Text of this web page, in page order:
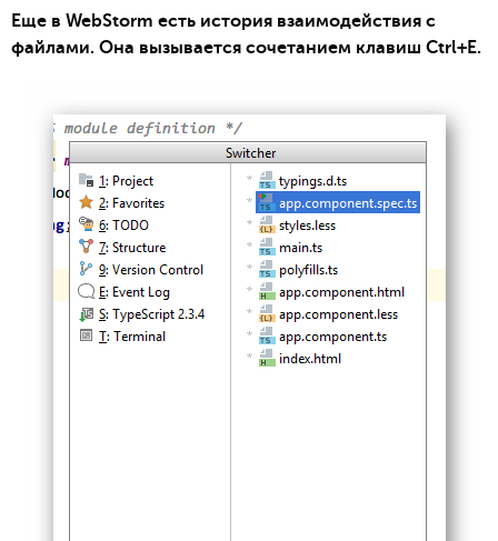
Еще в WebStorm есть история взаимодействия с
файлами. Она вызывается сочетанием клавиш Ctrl+E.